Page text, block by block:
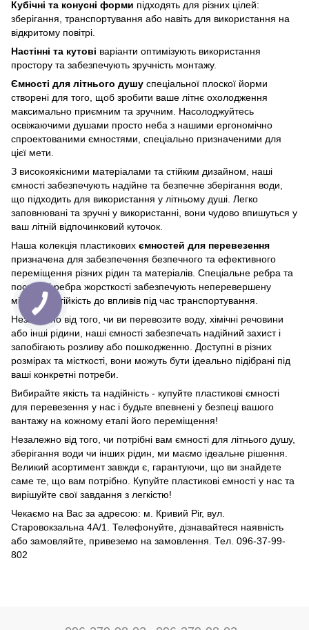
Кубічні та конусні форми підходять для різних цілей:
зберігання, транспортування або навіть для використання на
відкритому повітрі.
Настінні та кутові варіанти оптимізують використання
простору та забезпечують зручність монтажу.
Ємності для літнього душу спеціальної плоскої йорми
створені для того, щоб зробити ваше літнє охолодження
максимально приємним та зручним. Насолоджуйтесь
освіжаючими душами просто неба з нашими ергономічно
спроектованими ємностями, спеціально призначеними для
цієї мети.
З високоякісними матеріалами та стійким дизайном, наші
ємності забезпечують надійне та безпечне зберігання води,
що підходить для використання у літньому душі. Легко
заповнювані та зручні у використанні, вони чудово впишуться у
ваш літній відпочинковий куточок.
Наша колекція пластикових ємностей для перевезення
призначена для забезпечення безпечного та ефективного
переміщення різних рідин та матеріалів. Спеціальне ребра та
посилені ребра жорсткості забезпечують неперевершену
міцність і стійкість до впливів під час транспортування.
Незалежно від того, чи ви перевозите воду, хімічні речовини
або інші рідини, наші ємності забезпечать надійний захист і
запобігають розливу або пошкодженню. Доступні в різних
розмірах та місткості, вони можуть бути ідеально підібрані під
ваші конкретні потреби.
Вибирайте якість та надійність - купуйте пластикові ємності
для перевезення у нас і будьте впевнені у безпеці вашого
вантажу на кожному етапі його переміщення!
Незалежно від того, чи потрібні вам ємності для літнього душу,
зберігання води чи інших рідин, ми маємо ідеальне рішення.
Великий асортимент завжди є, гарантуючи, що ви знайдете
саме те, що вам потрібно. Купуйте пластикові ємності у нас та
вирішуйте свої завдання з легкістю!
Чекаємо на Вас за адресою: м. Кривий Ріг, вул.
Старовокзальна 4А/1. Телефонуйте, дізнавайтеся наявність
або замовляйте, привеземо на замовлення. Тел. 096-37-99-
802